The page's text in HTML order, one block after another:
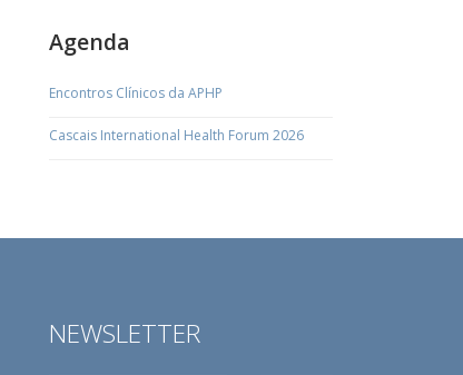
Agenda
Encontros Clínicos da APHP
Cascais International Health Forum 2026
NEWSLETTER